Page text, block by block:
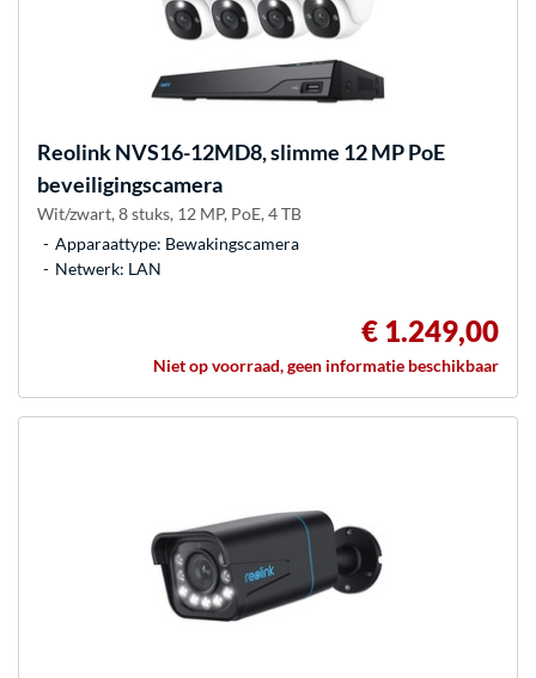
ReolinkNVS16-12MD8, slimme 12 MP PoE
beveiligingscamera
Wit/zwart, 8 stuks, 12 MP, PoE, 4 TB
Apparaattype: Bewakingscamera
Netwerk: LAN
€ 1.249,00
Niet op voorraad, geen informatie beschikbaar